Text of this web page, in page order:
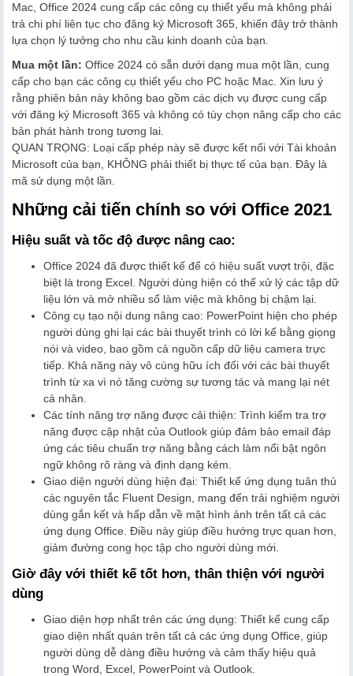
Mac, Office 2024 cung cấp các công cụ thiết yếu mà không phải
trả chi phí liên tục cho đăng ký Microsoft 365, khiến đây trở thành
lựa chọn lý tưởng cho nhu cầu kinh doanh của bạn.
Mua một lần: Office 2024 có sẵn dưới dạng mua một lần, cung
cấp cho bạn các công cụ thiết yếu cho PC hoặc Mac. Xin lưu ý
rằng phiên bản này không bao gồm các dịch vụ được cung cấp
với đăng ký Microsoft 365 và không có tùy chọn nâng cấp cho các
bản phát hành trong tương lai.
QUAN TRỌNG: Loại cấp phép này sẽ được kết nối với Tài khoản
Microsoft của bạn, KHÔNG phải thiết bị thực tế của bạn. Đây là
mã sử dụng một lần.
Những cải tiến chính so với Office 2021
Hiệu suất và tốc độ được nâng cao:
Office 2024 đã được thiết kế để có hiệu suất vượt trội, đặc
biệt là trong Excel. Người dùng hiện có thể xử lý các tập dữ
liệu lớn và mở nhiều sổ làm việc mà không bị chậm lại.
Công cụ tạo nội dung nâng cao: PowerPoint hiện cho phép
người dùng ghi lại các bài thuyết trình có lời kể bằng giọng
nói và video, bao gồm cả nguồn cấp dữ liệu camera trực
tiếp. Khả năng này vô cùng hữu ích đối với các bài thuyết
trình từ xa vì nó tăng cường sự tương tác và mang lại nét
cá nhân.
Các tính năng trợ năng được cải thiện: Trình kiểm tra trợ
năng được cập nhật của Outlook giúp đảm bảo email đáp
ứng các tiêu chuẩn trợ năng bằng cách làm nổi bật ngôn
ngữ không rõ ràng và định dạng kém.
Giao diện người dùng hiện đại: Thiết kế ứng dụng tuân thủ
các nguyên tắc Fluent Design, mang đến trải nghiệm người
dùng gắn kết và hấp dẫn về mặt hình ảnh trên tất cả các
ứng dụng Office. Điều này giúp điều hướng trực quan hơn,
giảm đường cong học tập cho người dùng mới.
Giờ đây với thiết kế tốt hơn, thân thiện với người
dùng
Giao diện hợp nhất trên các ứng dụng: Thiết kế cung cấp
giao diện nhất quán trên tất cả các ứng dụng Office, giúp
người dùng dễ dàng điều hướng và cảm thấy hiệu quả
trong Word, Excel, PowerPoint và Outlook.